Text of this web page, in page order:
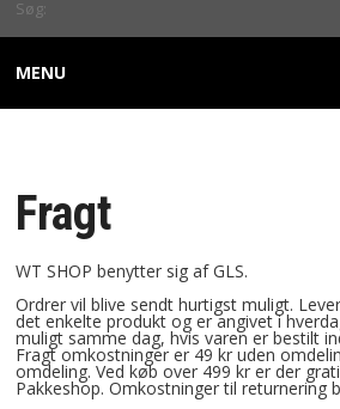
MENU
OPHÆNG / ORNAMENTS
KRYBBESPIL
DYREFIGURER
TILBEHØR
Fragt
WT SHOP benytter sig af GLS.
Ordrer vil blive sendt hurtigst muligt.
det enkelte produkt og er angivet i
muligt samme dag, hvis varen er bestilt
Fragt omkostninger er 49 kr uden
omdeling. Ved køb over 499 kr er der
Pakkeshop. Omkostninger til returnering